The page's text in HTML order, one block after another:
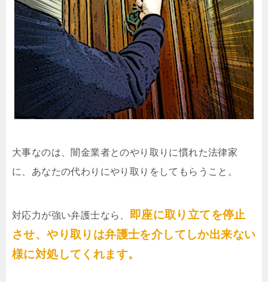
大事なのは、闇金業者とのやり取りに慣れた法律家
に、あなたの代わりにやり取りをしてもらうこと。
対応力が強い弁護士なら、 即座に取り立てを停止
させ、やり取りは弁護士を介してしか出来ない
様に対処してくれます。